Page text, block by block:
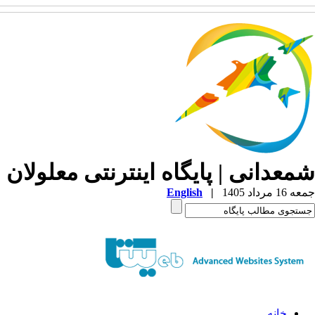
شمعدانی | پایگاه اینترنتی معلولان
جمعه 16 مرداد 1405 |
English